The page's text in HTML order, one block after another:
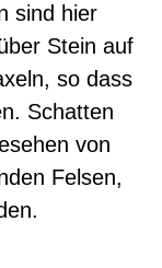
sind hier
Stein auf
so dass
Schatten
von
Felsen,